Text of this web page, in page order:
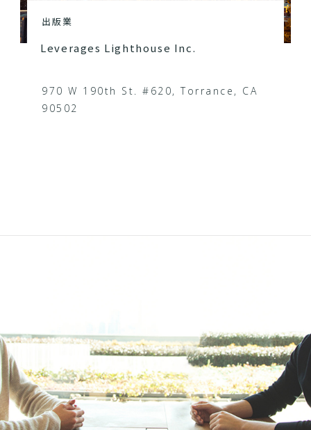
出版業
Leverages Lighthouse Inc.
970 W 190th St. #620, Torrance, CA
90502